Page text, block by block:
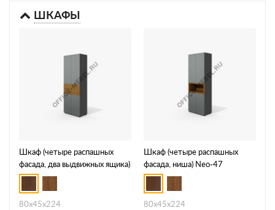
ШКАФЫ
Шкаф (четыре распашных
фасада, два выдвижных ящика)
Neo-45
80х45х224
Шкаф (четыре распашных
фасада, ниша) Neo-47
80х45х224